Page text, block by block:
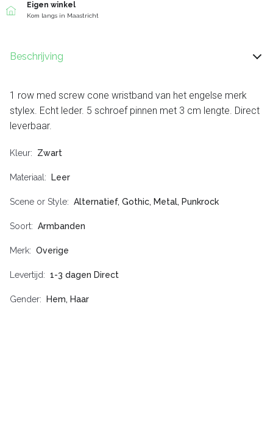
Eigen winkel
Kom langs in Maastricht
Beschrijving
1 row med screw cone wristband van het engelse merk
stylex. Echt leder. 5 schroef pinnen met 3 cm lengte. Direct
leverbaar.
Kleur Zwart
Materiaal Leer
Scene or Style Alternatief, Gothic, Metal, Punkrock
Soort Armbanden
Merk Overige
Levertijd 1-3 dagen Direct
Gender Hem, Haar